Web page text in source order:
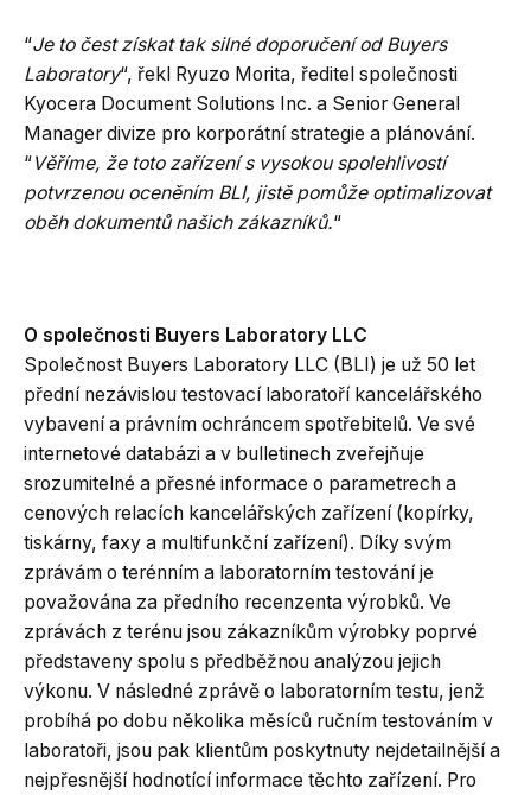
“Je to čest získat tak silné doporučení od Buyers
Laboratory“, řekl Ryuzo Morita, ředitel společnosti
Kyocera Document Solutions Inc. a Senior General
Manager divize pro korporátní strategie a plánování.
“Věříme, že toto zařízení s vysokou spolehlivostí
potvrzenou oceněním BLI, jistě pomůže optimalizovat
oběh dokumentů našich zákazníků.“
O společnosti Buyers Laboratory LLC
Společnost Buyers Laboratory LLC (BLI) je už 50 let
přední nezávislou testovací laboratoří kancelářského
vybavení a právním ochráncem spotřebitelů. Ve své
internetové databázi a v bulletinech zveřejňuje
srozumitelné a přesné informace o parametrech a
cenových relacích kancelářských zařízení (kopírky,
tiskárny, faxy a multifunkční zařízení). Díky svým
zprávám o terénním a laboratorním testování je
považována za předního recenzenta výrobků. Ve
zprávách z terénu jsou zákazníkům výrobky poprvé
představeny spolu s předběžnou analýzou jejich
výkonu. V následné zprávě o laboratorním testu, jenž
probíhá po dobu několika měsíců ručním testováním v
laboratoři, jsou pak klientům poskytnuty nejdetailnější a
nejpřesnější hodnotící informace těchto zařízení. Pro